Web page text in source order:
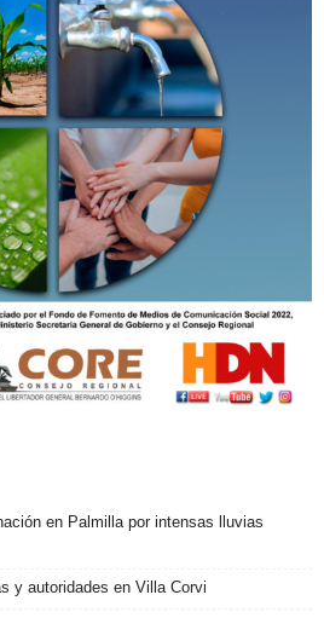
en Palmilla por intensas lluvias
y autoridades en Villa Corvi